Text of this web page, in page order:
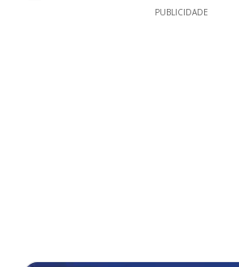
PUBLICIDADE